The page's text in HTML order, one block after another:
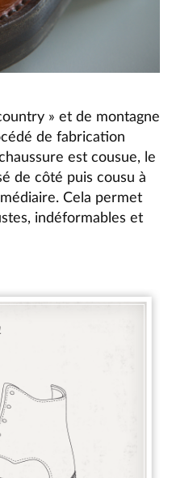
» et de montagne
de fabrication
est cousue, le
de côté puis cousu à
Cela permet
indéformables et